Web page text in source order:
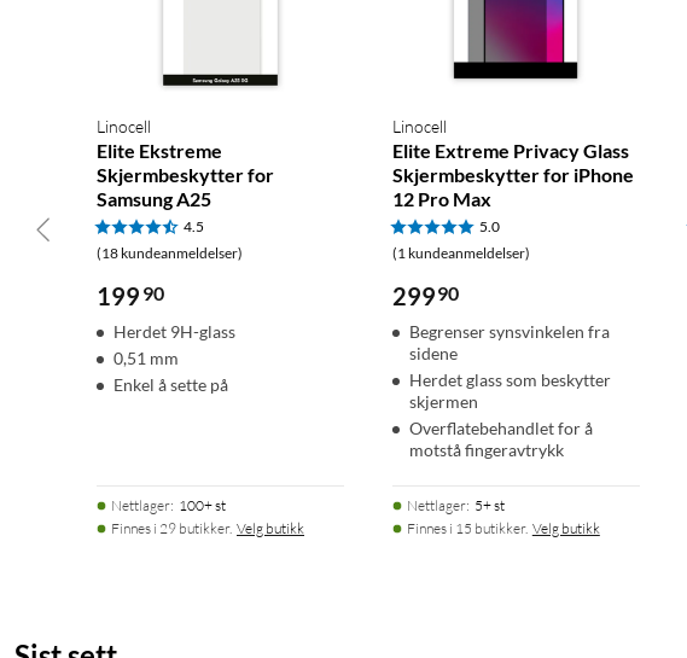
Linocell
Elite Ekstreme
Skjermbeskytter for
Samsung A25
4.5
(18 kundeanmeldelser)
199 90
Herdet 9H-glass
0,51 mm
Enkel å sette på
Nettlager: 100+ st
Finnes i 29 butikker. Velg butikk
Linocell
Elite Extreme Privacy Glass
Skjermbeskytter for iPhone
12 Pro Max
5.0
(1 kundeanmeldelser)
29990
Begrenser synsvinkelen fra
sidene
Herdet glass som beskytter
skjermen
Overflatebehandlet for å
motstå fingeravtrykk
Nettlager: 5+ st
Finnes i 15 butikker. Velg butikk